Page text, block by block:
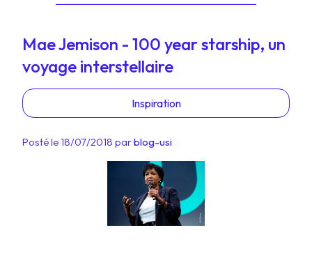
Mae Jemison - 100 year starship, un
voyage interstellaire
Inspiration
Posté le 18/07/2018 parblog-usi